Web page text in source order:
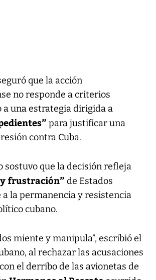
que la acción
no responde a criterios
a una estrategia dirigida a
para justificar una
contra Cuba.
sostuvo que la decisión refleja
frustración” de Estados
la permanencia y resistencia
cubano.
miente y manipula”, escribió el
al rechazar las acusaciones
el derribo de las avionetas de